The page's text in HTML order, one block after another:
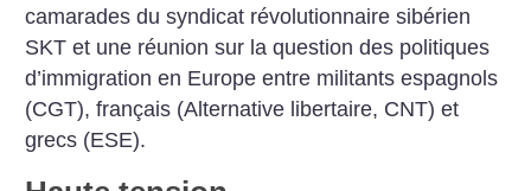
camarades du syndicat révolutionnaire sibérien
SKT et une réunion sur la question des politiques
d’immigration en Europe entre militants espagnols
(CGT), français (Alternative libertaire, CNT) et
grecs (ESE).